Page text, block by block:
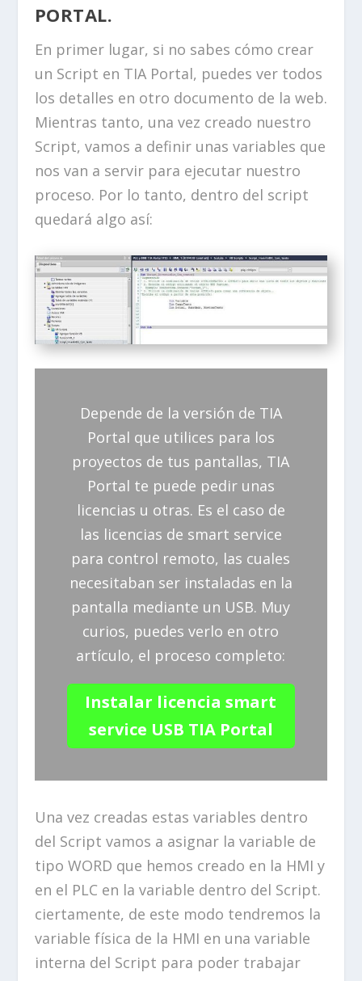
PORTAL.
En primer lugar, si no sabes cómo crear
un Script en TIA Portal, puedes ver todos
los detalles en otro documento de la web.
Mientras tanto, una vez creado nuestro
Script, vamos a definir unas variables que
nos van a servir para ejecutar nuestro
proceso. Por lo tanto, dentro del script
quedará algo así:
Depende de la versión de TIA
Portal que utilices para los
proyectos de tus pantallas, TIA
Portal te puede pedir unas
licencias u otras. Es el caso de
las licencias de smart service
para control remoto, las cuales
necesitaban ser instaladas en la
pantalla mediante un USB. Muy
curios, puedes verlo en otro
artículo, el proceso completo:
Instalar licencia smart
service USB TIA Portal
Una vez creadas estas variables dentro
del Script vamos a asignar la variable de
tipo WORD que hemos creado en la HMI y
en el PLC en la variable dentro del Script.
ciertamente, de este modo tendremos la
variable física de la HMI en una variable
interna del Script para poder trabajar